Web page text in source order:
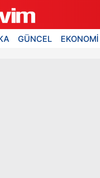
GÜNCEL EKONOMİ